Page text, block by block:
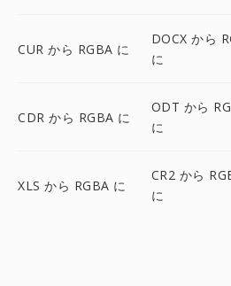
CUR から RGBA に
DOCX から
に
CDR から RGBA に
ODT から
に
XLS から RGBA に
CR2 から
に